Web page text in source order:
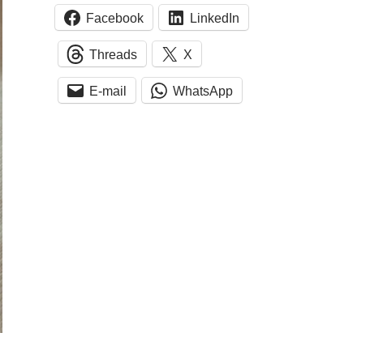
Facebook LinkedIn
Threads X
E-mail WhatsApp